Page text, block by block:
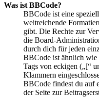
Was ist BBCode?
BBCode ist eine
weitreichende
gibt. Die Rechte zur
die Board-
durch dich für jeden
BBCode ist ähnlich
Tags von eckigen („[“
Klammern
BBCode findest du auf
der Seite zur